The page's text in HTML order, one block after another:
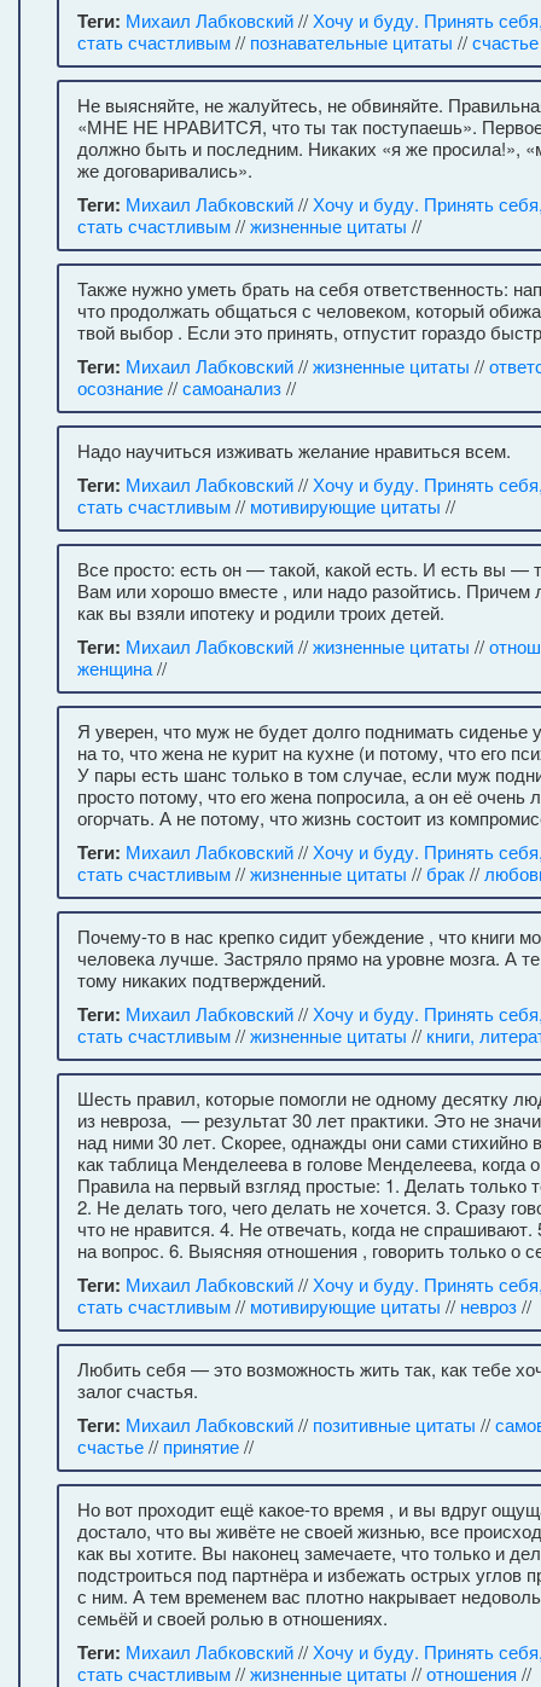
Теги: Михаил Лабковский// Хочу и буду. Принять
стать счастливым// познавательные цитаты //счастье
Не выясняйте, не жалуйтесь, не обвиняйте.
«МНЕ НЕ НРАВИТСЯ, что ты так поступаешь».
должно быть и последним. Никаких «я же просила!»,
же договаривались».
Теги: Михаил Лабковский// Хочу и буду. Принять
стать счастливым//жизненные цитаты //
Также нужно уметь брать на себя ответственность:
что продолжать общаться с человеком, который
твой выбор . Если это принять, отпустит гораздо
Теги: Михаил Лабковский//жизненные цитаты //
осознание//самоанализ//
Надо научиться изживать желание нравиться всем.
Теги: Михаил Лабковский// Хочу и буду. Принять
стать счастливым// мотивирующие цитаты //
Все просто: есть он — такой, какой есть. И есть вы —
Вам или хорошо вместе , или надо разойтись. Причем
как вы взяли ипотеку и родили троих детей.
Теги: Михаил Лабковский//жизненные цитаты //
женщина//
Я уверен, что муж не будет долго поднимать сиденье
на то, что жена не курит на кухне (и потому, что его
У пары есть шанс только в том случае, если муж
просто потому, что его жена попросила, а он её очень
огорчать. А не потому, что жизнь состоит из
Теги: Михаил Лабковский// Хочу и буду. Принять
стать счастливым//жизненные цитаты //брак//
Почему-то в нас крепко сидит убеждение , что книги
человека лучше. Застряло прямо на уровне мозга. А
тому никаких подтверждений.
Теги: Михаил Лабковский// Хочу и буду. Принять
стать счастливым//жизненные цитаты // книги,
Шесть правил, которые помогли не одному десятку
из невроза, — результат 30 лет практики. Это не
над ними 30 лет. Скорее, однажды они сами стихийно
как таблица Менделеева в голове Менделеева, когда
Правила на первый взгляд простые: 1. Делать только
2. Не делать того, чего делать не хочется. 3. Сразу
что не нравится. 4. Не отвечать, когда не
на вопрос. 6. Выясняя отношения , говорить только о
Теги: Михаил Лабковский// Хочу и буду. Принять
стать счастливым// мотивирующие цитаты // невроз//
Любить себя — это возможность жить так, как тебе
залог счастья.
Теги: Михаил Лабковский// позитивные цитаты //
счастье// принятие//
Но вот проходит ещё какое-то время , и вы вдруг
достало, что вы живёте не своей жизнью, все
как вы хотите. Вы наконец замечаете, что только и
подстроиться под партнёра и избежать острых углов
с ним. А тем временем вас плотно накрывает
семьёй и своей ролью в отношениях.
Теги: Михаил Лабковский// Хочу и буду. Принять
стать счастливым//жизненные цитаты //отношения //